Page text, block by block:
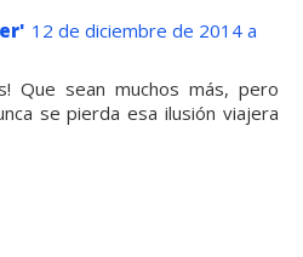
12 de diciembre de 2014 a
Que sean muchos más, pero
se pierda esa ilusión viajera